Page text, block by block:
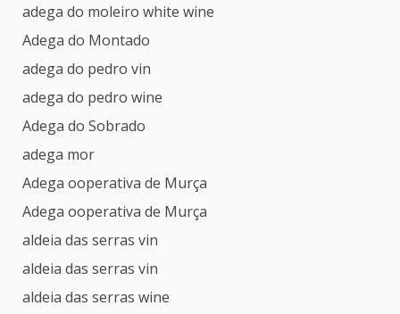
adega do moleiro white wine
Adega do Montado
adega do pedro vin
adega do pedro wine
Adega do Sobrado
adega mor
Adega ooperativa de Murça
Adega ooperativa de Murça
aldeia das serras vin
aldeia das serras vin
aldeia das serras wine